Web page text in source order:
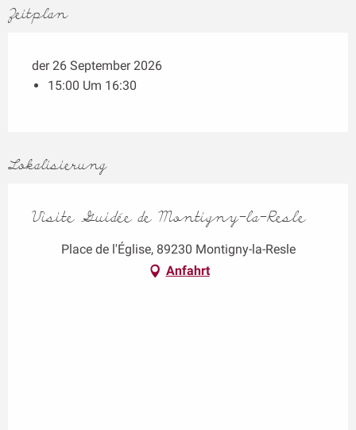
Zeitplan
der 26 September 2026
15:00 Um 16:30
Lokalisierung
Visite Guidée de Montigny-la-Resle
Place de l'Église, 89230 Montigny-la-Resle
Anfahrt